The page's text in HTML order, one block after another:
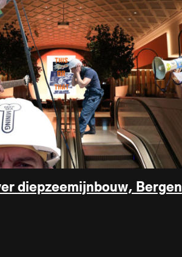
diepzeemijnbouw, Bergen